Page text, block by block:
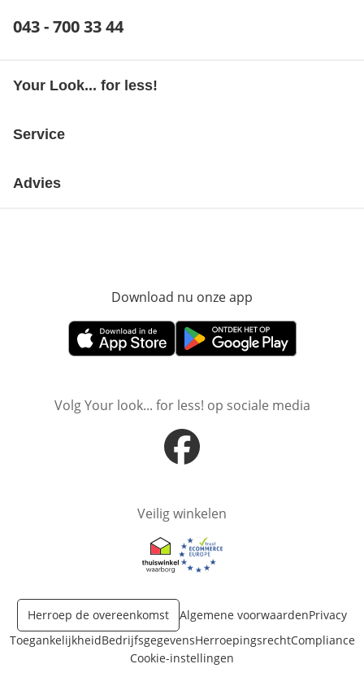
Telefoonnummer:
043 - 700 33 44
Your Look... for less!
Service
Advies
Download nu onze app
Opent in nieuw vensterOpent in nieuw venster
Volg Your look... for less! op sociale media
Opent in nieuw venster
Veilig winkelen
Opent in nieuw venster
Opent in nieuw venster
Herroep de overeenkomst Algemene voorwaardenPrivacy
ToegankelijkheidBedrijfsgegevensHerroepingsrechtCompliance
Cookie-instellingen